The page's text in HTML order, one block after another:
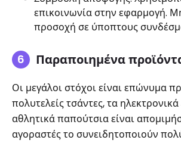
επικοινωνία στην εφαρμογή.
προσοχή σε ύποπτους
Παραποιημένα
Οι μεγάλοι στόχοι είναι επώνυμα
πολυτελείς τσάντες, τα ηλεκτρονικά
αθλητικά παπούτσια είναι
αγοραστές το συνειδητοποιούν